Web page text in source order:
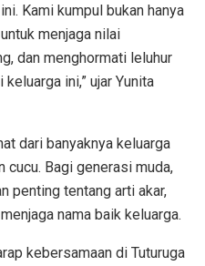
Kami kumpul bukan hanya
menjaga nilai
dan menghormati leluhur
ini,” ujar Yunita
dari banyaknya keluarga
cucu. Bagi generasi muda,
penting tentang arti akar,
nama baik keluarga.
kebersamaan di Tuturuga